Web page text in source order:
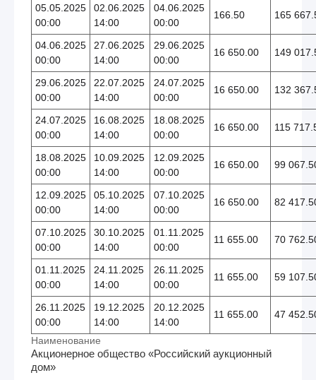
05.05.2025
00:00
02.06.2025
14:00
04.06.2025
00:00
166.50 165
04.06.2025
00:00
27.06.2025
14:00
29.06.2025
00:00
16 650.00 149
29.06.2025
00:00
22.07.2025
14:00
24.07.2025
00:00
16 650.00 132
24.07.2025
00:00
16.08.2025
14:00
18.08.2025
00:00
16 650.00 115
18.08.2025
00:00
10.09.2025
14:00
12.09.2025
00:00
16 650.00 99
12.09.2025
00:00
05.10.2025
14:00
07.10.2025
00:00
16 650.00 82
07.10.2025
00:00
30.10.2025
14:00
01.11.2025
00:00
11 655.00 70
01.11.2025
00:00
24.11.2025
14:00
26.11.2025
00:00
11 655.00 59
26.11.2025
00:00
19.12.2025
14:00
20.12.2025
14:00
11 655.00 47
Наименование
Акционерное общество «Российский аукционный
дом»